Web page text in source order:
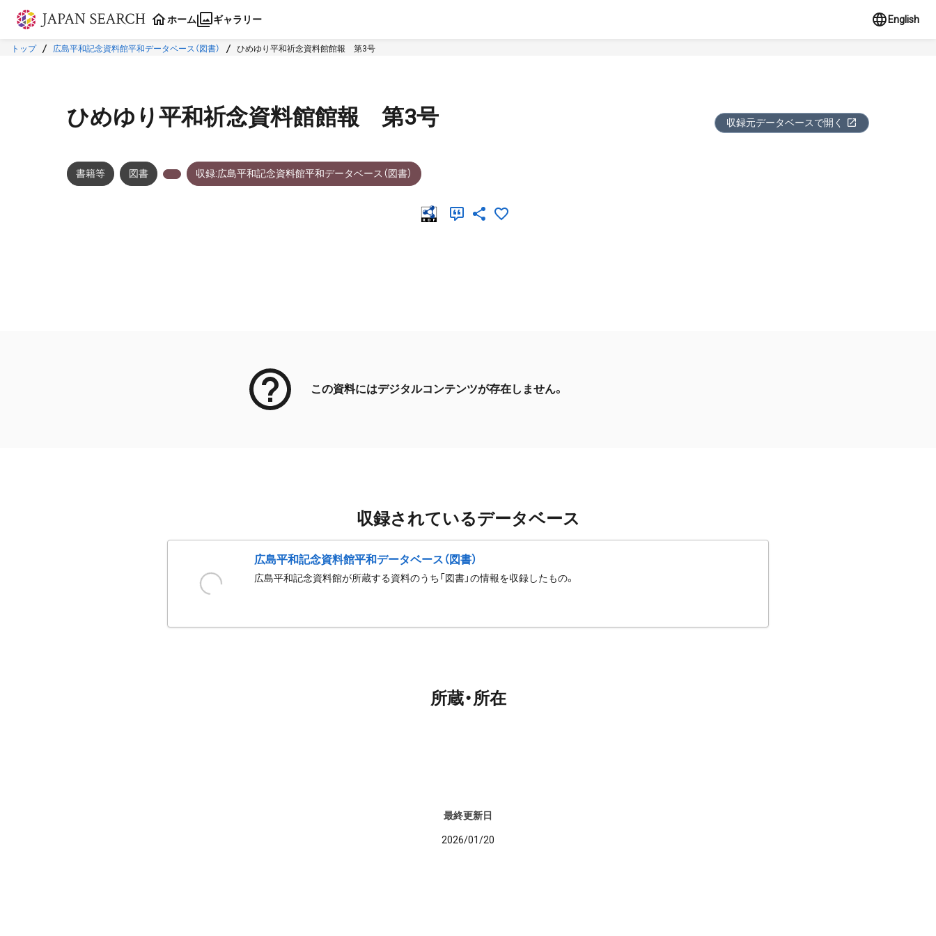
本文に飛ぶ
ホーム ギャラリー English
トップ 広島平和記念資料館平和データベース（図書） ひめゆり平和祈念資料館館報 第3号
ひめゆり平和祈念資料館館報 第3号 収録元データベースで開く
書籍等 図書 収録:広島平和記念資料館平和データベース（図書）
この資料にはデジタルコンテンツが存在しません。
収録されているデータベース
広島平和記念資料館平和データベース（図書）
広島平和記念資料館が所蔵する資料のうち「図書」の情報を収録したもの。
所蔵・所在
最終更新日
2026/01/20